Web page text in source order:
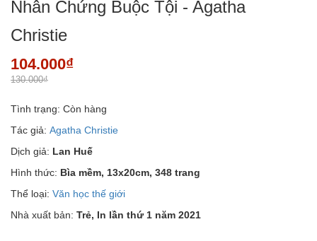
Nhân Chứng Buộc Tội - Agatha
Christie
104.000₫
130.000₫
Tình trạng: Còn hàng
Tác giả: Agatha Christie
Dịch giả: Lan Huế
Hình thức: Bìa mềm, 13x20cm, 348 trang
Thể loại: Văn học thế giới
Nhà xuất bản: Trẻ, In lần thứ 1 năm 2021